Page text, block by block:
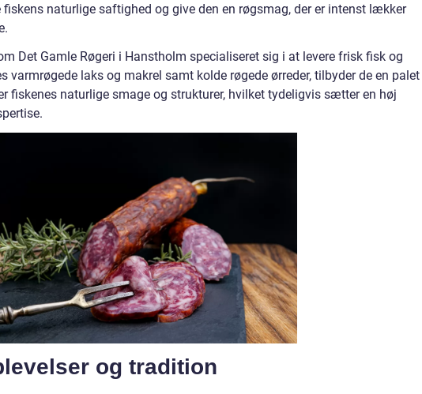
naturlige saftighed og give den en røgsmag, der er intenst lækker
Det Gamle Røgeri i Hanstholm specialiseret sig i at levere frisk fisk og
varmrøgede laks og makrel samt kolde røgede ørreder, tilbyder de en palet
fiskenes naturlige smage og strukturer, hvilket tydeligvis sætter en høj
og tradition